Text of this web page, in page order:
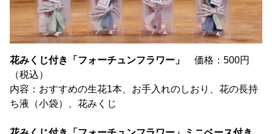
花みくじ付き「フォーチュンフラワー」
価格：500円
（税込）
内容：おすすめの生花1本、お手入れのしおり、花の長持
ち液（小袋）、花みくじ